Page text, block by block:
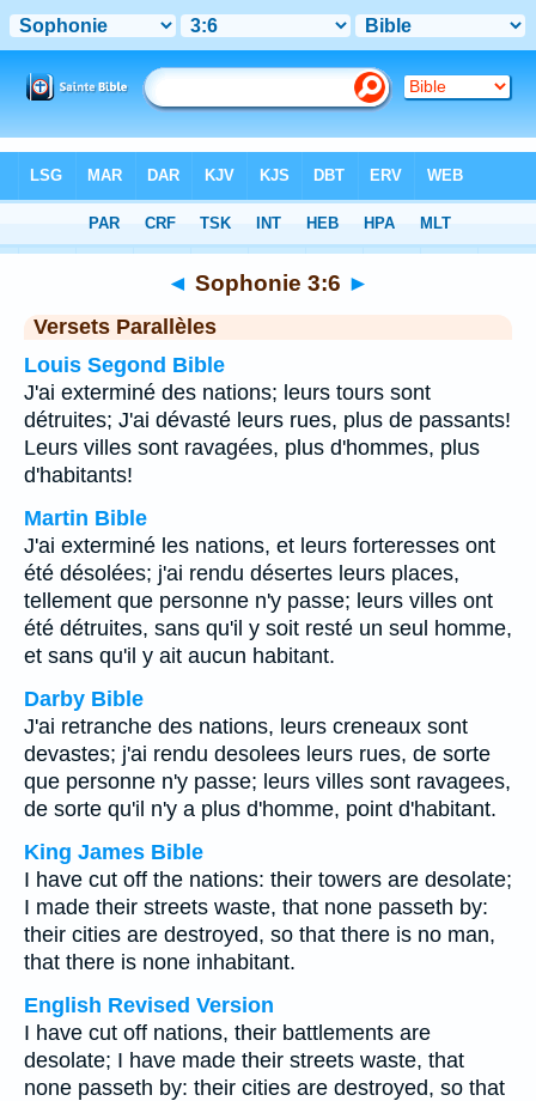
Chapitre 3> Verset 6
◄ Sophonie 3:6 ►
Versets Parallèles
Louis Segond Bible
J'ai exterminé des nations; leurs tours sont
détruites; J'ai dévasté leurs rues, plus de passants!
Leurs villes sont ravagées, plus d'hommes, plus
d'habitants!
Martin Bible
J'ai exterminé les nations, et leurs forteresses ont
été désolées; j'ai rendu désertes leurs places,
tellement que personne n'y passe; leurs villes ont
été détruites, sans qu'il y soit resté un seul homme,
et sans qu'il y ait aucun habitant.
Darby Bible
J'ai retranche des nations, leurs creneaux sont
devastes; j'ai rendu desolees leurs rues, de sorte
que personne n'y passe; leurs villes sont ravagees,
de sorte qu'il n'y a plus d'homme, point d'habitant.
King James Bible
I have cut off the nations: their towers are desolate;
I made their streets waste, that none passeth by:
their cities are destroyed, so that there is no man,
that there is none inhabitant.
English Revised Version
I have cut off nations, their battlements are
desolate; I have made their streets waste, that
none passeth by: their cities are destroyed, so that